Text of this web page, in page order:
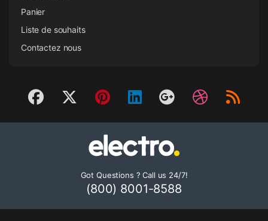
Panier
Liste de souhaits
Contactez nous
Got Questions ? Call us 24/7!
(800) 8001-8588